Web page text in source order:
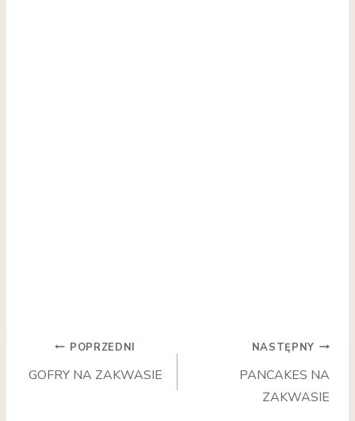
NAWIGACJA
POPRZEDNI
GOFRY NA ZAKWASIE
NASTĘPNY
PANCAKES NA
ZAKWASIE